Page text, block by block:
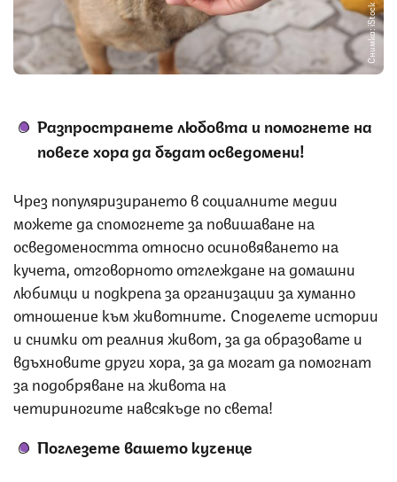
Снимка: iStock
Разпространете любовта и помогнете на
повече хора да бъдат осведомени!
Чрез популяризирането в социалните медии
можете да спомогнете за повишаване на
осведомеността относно осиновяването на
кучета, отговорното отглеждане на домашни
любимци и подкрепа за организации за хуманно
отношение към животните. Споделете истории
и снимки от реалния живот, за да образовате и
вдъхновите други хора, за да могат да помогнат
за подобряване на живота на
четириногите навсякъде по света!
Поглезете вашето кученце